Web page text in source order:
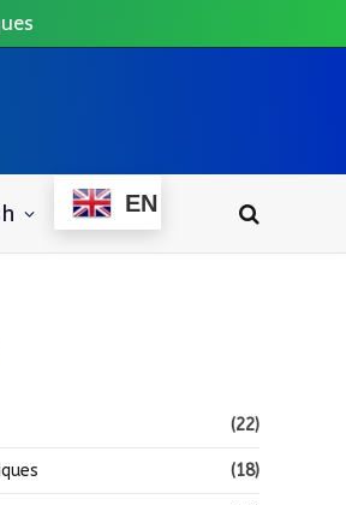
EN
(22)
(18)